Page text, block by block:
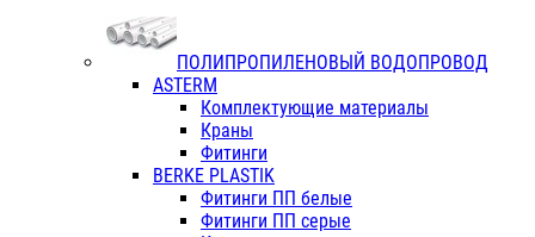
ПОЛИПРОПИЛЕНОВЫЙ ВОДОПРОВОД
ASTERM
Комплектующие материалы
Краны
Фитинги
BERKE PLASTIK
Фитинги ПП белые
Фитинги ПП серые